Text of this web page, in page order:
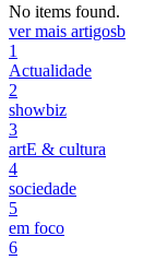
No items found.
ver mais artigosb
1
Actualidade
2
showbiz
3
artE & cultura
4
sociedade
5
em foco
6